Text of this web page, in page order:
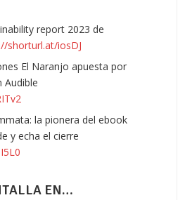
report 2023 de
shorturl.at/iosDJ
El Naranjo apuesta por
Audible
la pionera del ebook
y echa el cierre
EN…